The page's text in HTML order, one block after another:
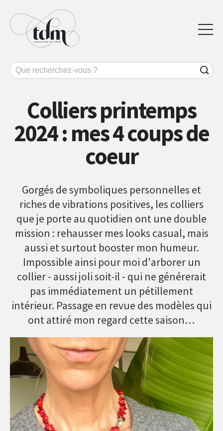
Colliers printemps
2024 : mes 4 coups de
coeur
Gorgés de symboliques personnelles et
riches de vibrations positives, les colliers
que je porte au quotidien ont une double
mission : rehausser mes looks casual, mais
aussi et surtout booster mon humeur.
Impossible ainsi pour moi d'arborer un
collier - aussi joli soit-il - qui ne générerait
pas immédiatement un pétillement
intérieur. Passage en revue des modèles qui
ont attiré mon regard cette saison…